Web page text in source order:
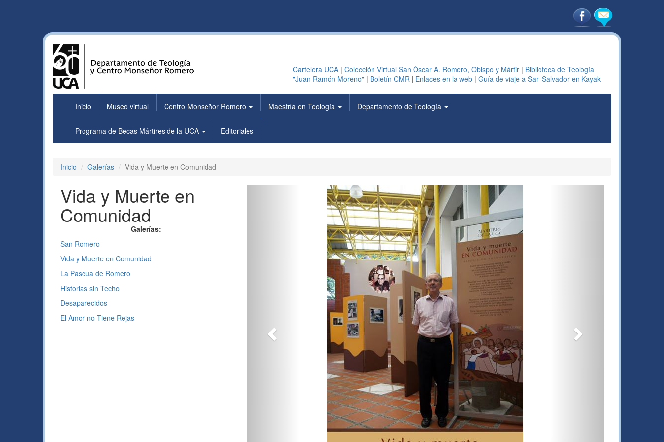
Cartelera UCA| Colección Virtual San Óscar A. Romero, Obispo y Mártir| Biblioteca de Teología
"Juan Ramón Moreno"| Boletín CMR| Enlaces en la web| Guía de viaje a San Salvador en Kayak
Inicio Museo virtual Centro Monseñor Romero Maestría en Teología Departamento de Teología
Programa de Becas Mártires de la UCA Editoriales
Inicio Galerías Vida y Muerte en Comunidad
Vida y Muerte en
Comunidad
Galerías:
San Romero
Vida y Muerte en Comunidad
La Pascua de Romero
Historias sin Techo
Desaparecidos
El Amor no Tiene Rejas